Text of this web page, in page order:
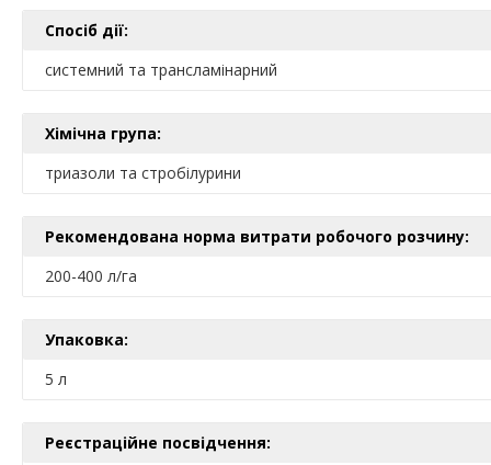
Спосіб дії:
системний та трансламінарний
Хімічна група:
триазоли та стробілурини
Рекомендована норма витрати робочого розчину:
200-400 л/га
Упаковка:
5 л
Реєстраційне посвідчення: